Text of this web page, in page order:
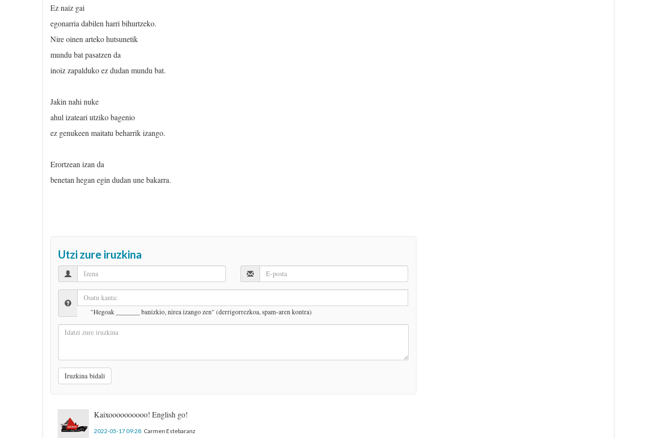
Ez naiz gai
egonarria dabilen harri bihurtzeko.
Nire oinen arteko hutsunetik
mundu bat pasatzen da
inoiz zapalduko ez dudan mundu bat.
Jakin nahi nuke
ahul izateari utziko bagenio
ez genukeen maitatu beharrik izango.
Erortzean izan da
benetan hegan egin dudan une bakarra.
Utzi zure iruzkina
"Hegoak _______ banizkio, nirea izango zen" (derrigorrezkoa, spam-aren kontra)
Idatzi
Iruzkina bidali
Kaixoooooooooo! English go!
2022-05-17 09:28 Carmen Estebaranz